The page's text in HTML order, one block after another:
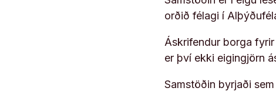
orðið félagi í
Áskrifendur borga
er því ekki eigingjörn
Samstöðin byrjaði